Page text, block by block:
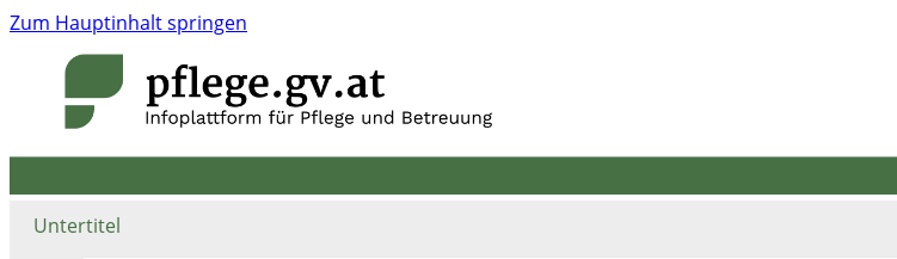
Zum Hauptinhalt springen
Untertitel